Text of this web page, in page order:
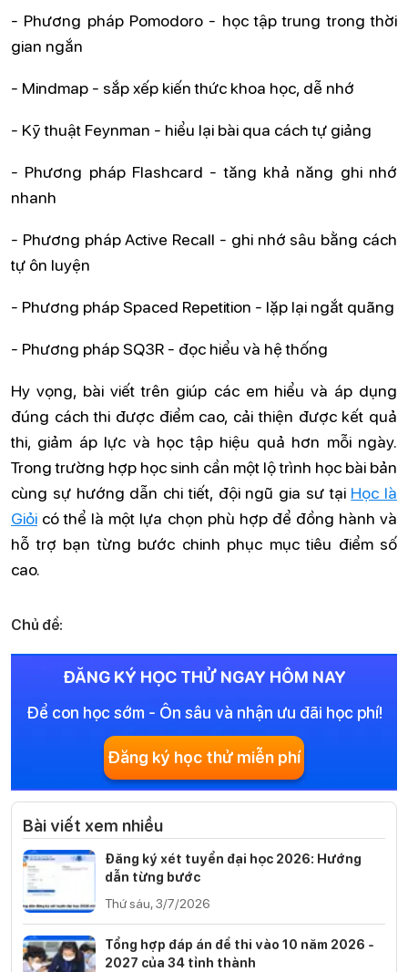
- Phương pháp Pomodoro - học tập trung trong thời
gian ngắn
- Mindmap - sắp xếp kiến thức khoa học, dễ nhớ
- Kỹ thuật Feynman - hiểu lại bài qua cách tự giảng
- Phương pháp Flashcard - tăng khả năng ghi nhớ
nhanh
- Phương pháp Active Recall - ghi nhớ sâu bằng cách
tự ôn luyện
- Phương pháp Spaced Repetition - lặp lại ngắt quãng
- Phương pháp SQ3R - đọc hiểu và hệ thống
Hy vọng, bài viết trên giúp các em hiểu và áp dụng
đúng cách thi được điểm cao, cải thiện được kết quả
thi, giảm áp lực và học tập hiệu quả hơn mỗi ngày.
Trong trường hợp học sinh cần một lộ trình học bài bản
cùng sự hướng dẫn chi tiết, đội ngũ gia sư tại Học là
Giỏi có thể là một lựa chọn phù hợp để đồng hành và
hỗ trợ bạn từng bước chinh phục mục tiêu điểm số
cao.
Chủ đề:
ĐĂNG KÝ HỌC THỬ NGAY HÔM NAY
Để con học sớm - Ôn sâu và nhận ưu đãi học phí!
Đăng ký học thử miễn phí
Bài viết xem nhiều
Đăng ký xét tuyển đại học 2026: Hướng
dẫn từng bước
Thứ sáu, 3/7/2026
Tổng hợp đáp án đề thi vào 10 năm 2026 -
2027 của 34 tỉnh thành